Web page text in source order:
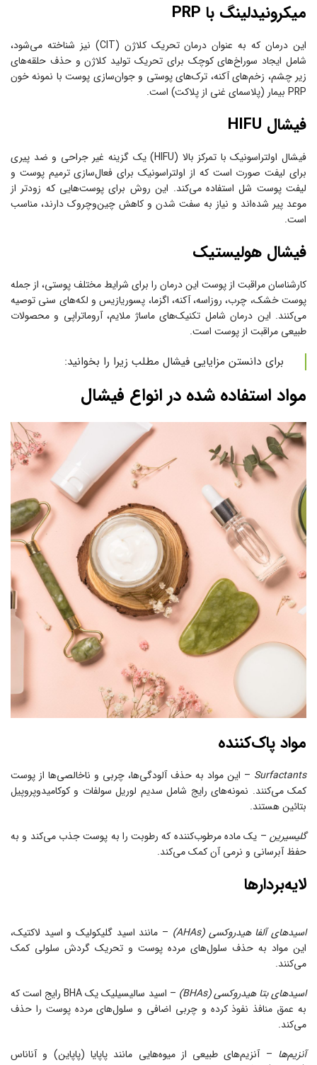
میکرونیدلینگ با PRP
این درمان که به عنوان درمان تحریک کلاژن (CIT) نیز شناخته می‌شود،
شامل ایجاد سوراخ‌های کوچک برای تحریک تولید کلاژن و حذف حلقه‌های
زیر چشم، زخم‌های آکنه، ترک‌های پوستی و جوان‌سازی پوست با نمونه خون
PRP بیمار (پلاسمای غنی از پلاکت) است.
فیشال HIFU
فیشال اولتراسونیک با تمرکز بالا (HIFU) یک گزینه غیر جراحی و ضد پیری
برای لیفت صورت است که از اولتراسونیک برای فعال‌سازی ترمیم پوست و
لیفت پوست شل استفاده می‌کند. این روش برای پوست‌هایی که زودتر از
موعد پیر شده‌اند و نیاز به سفت شدن و کاهش چین‌وچروک دارند، مناسب
است.
فیشال هولیستیک
کارشناسان مراقبت از پوست این درمان را برای شرایط مختلف پوستی، از جمله
پوست خشک، چرب، روزاسه، آکنه، اگزما، پسوریازیس و لکه‌های سنی توصیه
می‌کنند. این درمان شامل تکنیک‌های ماساژ ملایم، آروماتراپی و محصولات
طبیعی مراقبت از پوست است.
برای دانستن مزایایی فیشال مطلب زیرا را بخوانید:
مواد استفاده شده در انواع فیشال
مواد پاک‌کننده
Surfactants – این مواد به حذف آلودگی‌ها، چربی و ناخالصی‌ها از پوست
کمک می‌کنند. نمونه‌های رایج شامل سدیم لوریل سولفات و کوکامیدوپروپیل
بتائین هستند.
گلیسیرین – یک ماده مرطوب‌کننده که رطوبت را به پوست جذب می‌کند و به
حفظ آبرسانی و نرمی آن کمک می‌کند.
لایه‌بردارها
اسیدهای آلفا هیدروکسی (AHAs)
– مانند اسید گلیکولیک و اسید لاکتیک،
این مواد به حذف سلول‌های مرده پوست و تحریک گردش سلولی کمک
می‌کنند.
اسیدهای بتا هیدروکسی (BHAs)
– اسید سالیسیلیک یک BHA رایج است که
به عمق منافذ نفوذ کرده و چربی اضافی و سلول‌های مرده پوست را حذف
می‌کند.
آنزیم‌ها – آنزیم‌های طبیعی از میوه‌هایی مانند پاپایا (پاپاین) و آناناس